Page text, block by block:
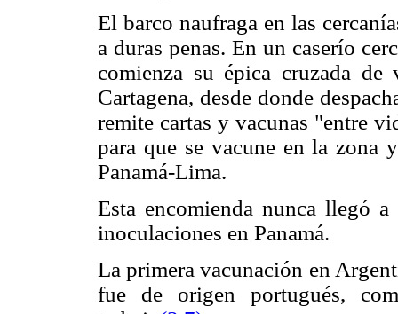
El barco naufraga en las
a duras penas. En un caserío
comienza su épica cruzada de
Cartagena, desde donde
remite cartas y vacunas "entre
para que se vacune en la
Panamá-Lima.
Esta encomienda nunca llegó
inoculaciones en Panamá.
La primera vacunación en
fue de origen portugués,